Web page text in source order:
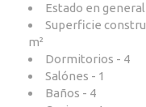
Estado en
Superficie
m²
Dormitorios - 4
Salónes - 1
Baños - 4